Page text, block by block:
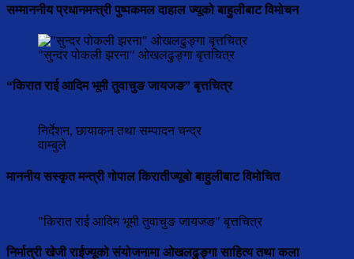
सम्माननीय प्रधानमन्त्री पुष्पकमल दाहाल ज्यूको बाहुलीबाट विमोचन
"सुन्दर पोकली झरना" ओखलढुङ्गा बृत्तचित्र
“किरात राई आदिम भूमी तुवाचुङ जायजङ” बृत्तचित्र
निर्देशन, छायाकन तथा सम्पादन चन्द्र
वाम्बुले
माननीय सस्कृत मन्त्री गोपाल किरातीज्यूबो बाहुलीबाट विमोचित
"किरात राई आदिम भूमी तुवाचुङ जायजङ" बृत्तचित्र
निर्मात्री खेजी राईज्यूको संयोजनामा ओखलढुङ्गा साहित्य तथा कला